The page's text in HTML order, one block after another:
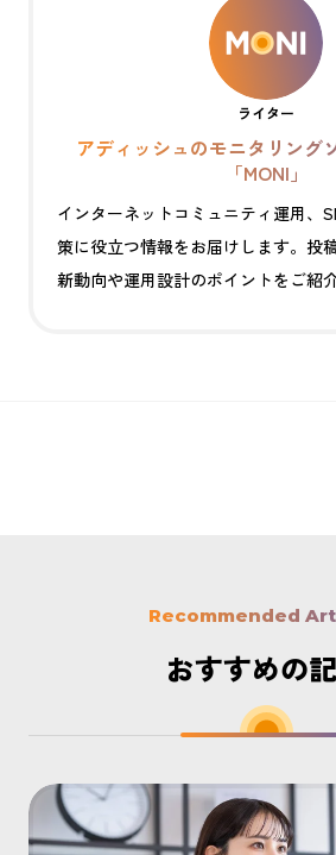
ライター
アディッシュのモニタリング
「MONI」
インターネットコミュニティ運用、
策に役立つ情報をお届けします。投
新動向や運用設計のポイントをご紹
Recommended
おすすめの